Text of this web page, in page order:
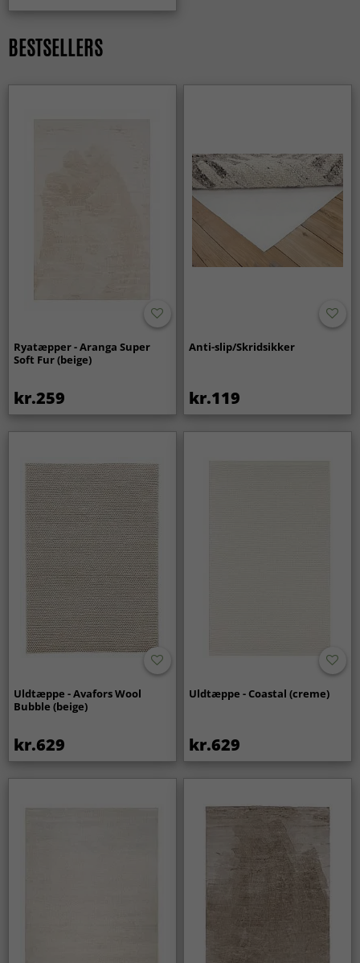
Ja, orientalske tæpper er et klassisk og langtidsholdbart
valg, som aldrig går af mode. De passer lige godt i
BESTSELLERS
Ryatæpper - Aranga Super
Soft Fur (beige)
kr.259
Anti-slip/Skridsikker
kr.119
Uldtæppe - Avafors Wool
Bubble (beige)
kr.629
Uldtæppe - Coastal (creme)
kr.629